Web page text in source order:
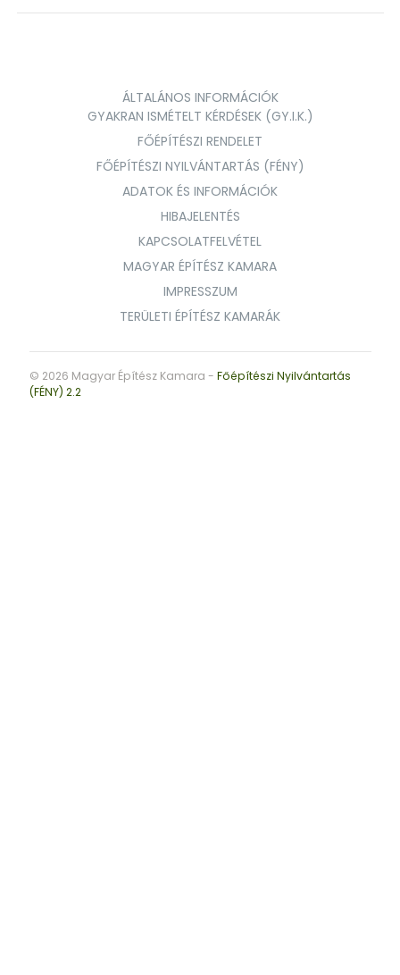
ÁLTALÁNOS INFORMÁCIÓK
GYAKRAN ISMÉTELT KÉRDÉSEK (GY.I.K.)
FŐÉPÍTÉSZI RENDELET
FŐÉPÍTÉSZI NYILVÁNTARTÁS (FÉNY)
ADATOK ÉS INFORMÁCIÓK
HIBAJELENTÉS
KAPCSOLATFELVÉTEL
MAGYAR ÉPÍTÉSZ KAMARA
IMPRESSZUM
TERÜLETI ÉPÍTÉSZ KAMARÁK
© 2026 Magyar Építész Kamara - Főépítészi Nyilvántartás
(FÉNY) 2.2